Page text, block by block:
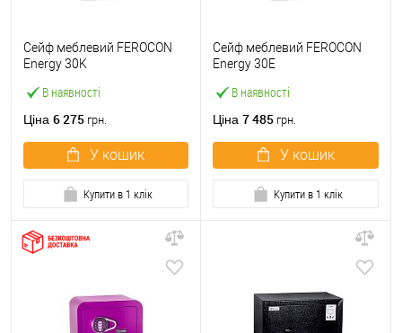
В наявності
Сейф меблевий FEROCON
Energy 30K
Ціна 6 275 грн.
У кошик
Купити в 1 клік
В наявності
Сейф меблевий FEROCON
Energy 30Е
Ціна 7 485 грн.
У кошик
Купити в 1 клік